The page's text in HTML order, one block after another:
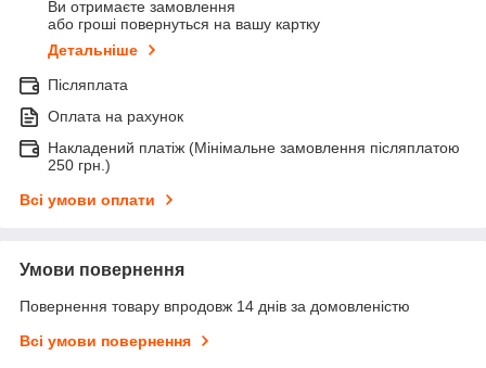
Ви отримаєте замовлення
або гроші повернуться на вашу картку
Детальніше
Післяплата
Оплата на рахунок
Накладений платіж (Мінімальне замовлення післяплатою
250 грн.)
Всі умови оплати
Умови повернення
Повернення товару впродовж 14 днів за домовленістю
Всі умови повернення